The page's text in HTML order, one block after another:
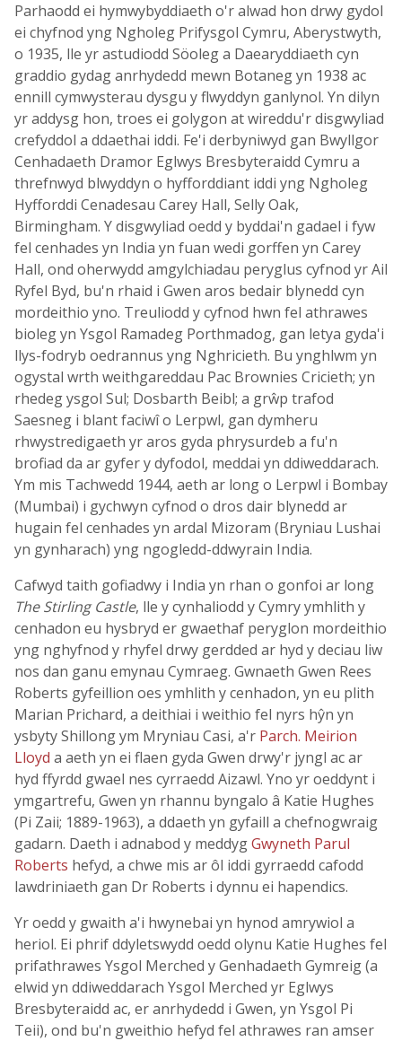
Parhaodd ei hymwybyddiaeth o'r alwad hon drwy gydol
ei chyfnod yng Ngholeg Prifysgol Cymru, Aberystwyth,
o 1935, lle yr astudiodd Söoleg a Daearyddiaeth cyn
graddio gydag anrhydedd mewn Botaneg yn 1938 ac
ennill cymwysterau dysgu y flwyddyn ganlynol. Yn dilyn
yr addysg hon, troes ei golygon at wireddu'r disgwyliad
crefyddol a ddaethai iddi. Fe'i derbyniwyd gan Bwyllgor
Cenhadaeth Dramor Eglwys Bresbyteraidd Cymru a
threfnwyd blwyddyn o hyfforddiant iddi yng Ngholeg
Hyfforddi Cenadesau Carey Hall, Selly Oak,
Birmingham. Y disgwyliad oedd y byddai'n gadael i fyw
fel cenhades yn India yn fuan wedi gorffen yn Carey
Hall, ond oherwydd amgylchiadau peryglus cyfnod yr Ail
Ryfel Byd, bu'n rhaid i Gwen aros bedair blynedd cyn
mordeithio yno. Treuliodd y cyfnod hwn fel athrawes
bioleg yn Ysgol Ramadeg Porthmadog, gan letya gyda'i
llys-fodryb oedrannus yng Nghricieth. Bu ynghlwm yn
ogystal wrth weithgareddau Pac Brownies Cricieth; yn
rhedeg ysgol Sul; Dosbarth Beibl; a grŵp trafod
Saesneg i blant faciwî o Lerpwl, gan dymheru
rhwystredigaeth yr aros gyda phrysurdeb a fu'n
brofiad da ar gyfer y dyfodol, meddai yn ddiweddarach.
Ym mis Tachwedd 1944, aeth ar long o Lerpwl i Bombay
(Mumbai) i gychwyn cyfnod o dros dair blynedd ar
hugain fel cenhades yn ardal Mizoram (Bryniau Lushai
yn gynharach) yng ngogledd-ddwyrain India.
Cafwyd taith gofiadwy i India yn rhan o gonfoi ar long
The Stirling Castle, lle y cynhaliodd y Cymry ymhlith y
cenhadon eu hysbryd er gwaethaf peryglon mordeithio
yng nghyfnod y rhyfel drwy gerdded ar hyd y deciau liw
nos dan ganu emynau Cymraeg. Gwnaeth Gwen Rees
Roberts gyfeillion oes ymhlith y cenhadon, yn eu plith
Marian Prichard, a deithiai i weithio fel nyrs hŷn yn
ysbyty Shillong ym Mryniau Casi, a'r Parch. Meirion
Lloyd a aeth yn ei flaen gyda Gwen drwy'r jyngl ac ar
hyd ffyrdd gwael nes cyrraedd Aizawl. Yno yr oeddynt i
ymgartrefu, Gwen yn rhannu byngalo â Katie Hughes
(Pi Zaii; 1889-1963), a ddaeth yn gyfaill a chefnogwraig
gadarn. Daeth i adnabod y meddygGwyneth Parul
Roberts hefyd, a chwe mis ar ôl iddi gyrraedd cafodd
lawdriniaeth gan Dr Roberts i dynnu ei hapendics.
Yr oedd y gwaith a'i hwynebai yn hynod amrywiol a
heriol. Ei phrif ddyletswydd oedd olynu Katie Hughes fel
prifathrawes Ysgol Merched y Genhadaeth Gymreig (a
elwid yn ddiweddarach Ysgol Merched yr Eglwys
Bresbyteraidd ac, er anrhydedd i Gwen, yn Ysgol Pi
Teii), ond bu'n gweithio hefyd fel athrawes ran amser